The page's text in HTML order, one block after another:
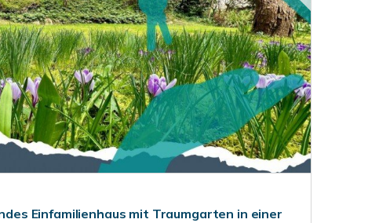
Einfamilienhaus mit Traumgarten in einer